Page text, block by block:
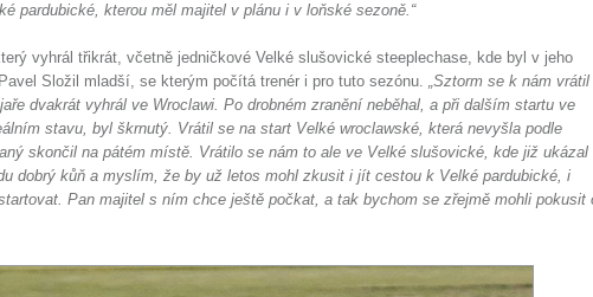
pardubické, kterou měl majitel v plánu i v loňské sezoně.“
vyhrál třikrát, včetně jedničkové Velké slušovické steeplechase, kde byl v jeho
Složil mladší, se kterým počítá trenér i pro tuto sezónu. „Sztorm se k nám vrátil
dvakrát vyhrál ve Wroclawi. Po drobném zranění neběhal, a při dalším startu ve
stavu, byl škrnutý. Vrátil se na start Velké wroclawské, která nevyšla podle
skončil na pátém místě. Vrátilo se nám to ale ve Velké slušovické, kde již ukázal
dobrý kůň a myslím, že by už letos mohl zkusit i jít cestou k Velké pardubické, i
Pan majitel s ním chce ještě počkat, a tak bychom se zřejmě mohli pokusit